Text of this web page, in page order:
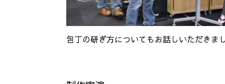
包丁の研ぎ方についてもお話しいただきま